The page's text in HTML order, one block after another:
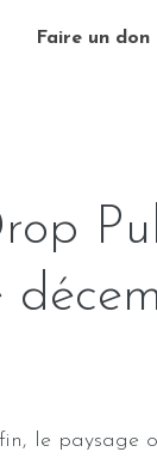
Faire un don
le paysage